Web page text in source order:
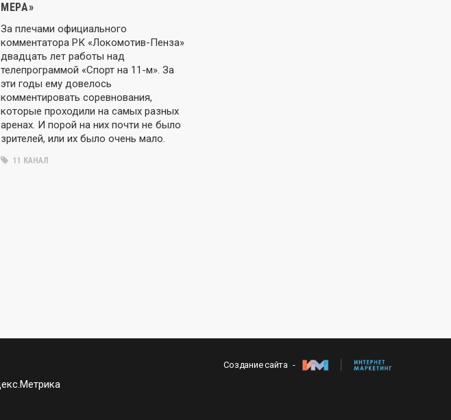
МЕРА»
За плечами официального
комментатора РК «Локомотив-Пенза»
двадцать лет работы над
телепрограммой «Спорт на 11-м». За
эти годы ему довелось
комментировать соревнования,
которые проходили на самых разных
аренах. И порой на них почти не было
зрителей, или их было очень мало.
11 КАНАЛ
Создание сайта -